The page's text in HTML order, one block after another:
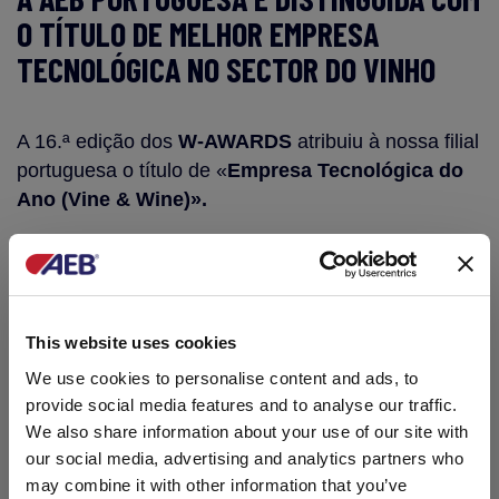
This website uses cookies
We use cookies to personalise content and ads, to
provide social media features and to analyse our traffic.
We also share information about your use of our site with
our social media, advertising and analytics partners who
may combine it with other information that you’ve
O TÍTULO DE MELHOR EMPRESA
TECNOLÓGICA NO SECTOR DO VINHO
A 16.ª edição dos W-AWARDS atribuiu à nossa filial
portuguesa o título de «Empresa Tecnológica do
Ano (Vine & Wine)».
Em Portugal, os W-AWARDS é um concurso
também o título de «Enóloga do Ano
estava nomeada a nossa enóloga e técnica-
comercialCeleste Marques.
Este concurso foi criado porAníbal José Coutinho
famoso autor e crítico enológico português. Entre as